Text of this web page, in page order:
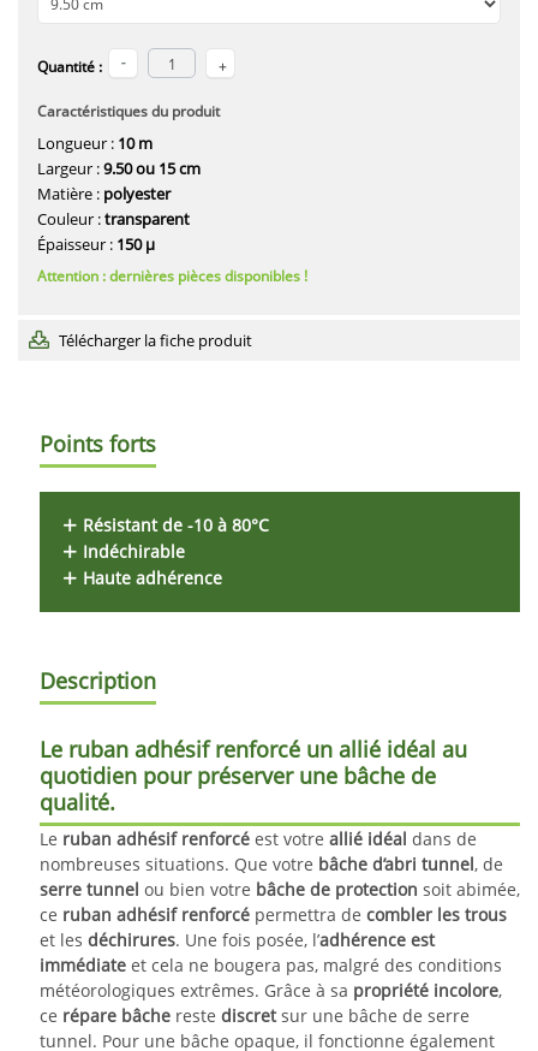
Quantité :
Caractéristiques du produit
Longueur : 10 m
Largeur :9.50 ou 15 cm
Matière : polyester
Couleur :transparent
Épaisseur : 150 µ
Attention : dernières pièces disponibles !
Télécharger la fiche produit
Points forts
Résistant de -10 à 80°C
Indéchirable
Haute adhérence
Description
Le ruban adhésif renforcé un allié idéal au
quotidien pour préserver une bâche de
qualité.
Le ruban adhésif renforcé est votre allié idéal dans de
nombreuses situations. Que votre bâche d’abri tunnel, de
serre tunnel ou bien votre bâche de protection soit abimée,
ce ruban adhésif renforcé permettra de combler les trous
et les déchirures. Une fois posée, l’adhérence est
immédiate et cela ne bougera pas, malgré des conditions
météorologiques extrêmes. Grâce à sa propriété incolore,
ce répare bâche reste discretsur une bâche de serre
tunnel. Pour une bâche opaque, il fonctionne également